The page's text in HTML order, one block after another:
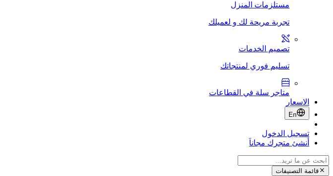
مستلزمات المنزل
تجربة مريحة لك و لعميلك
تصميم الخدمات
تسليم فوري لمنتجاتك
متاجر سلة في القطاعات
الاسعار
En
تسجيل الدخول
أنشئ متجرك مجاناَ
قائمة التصنيفات